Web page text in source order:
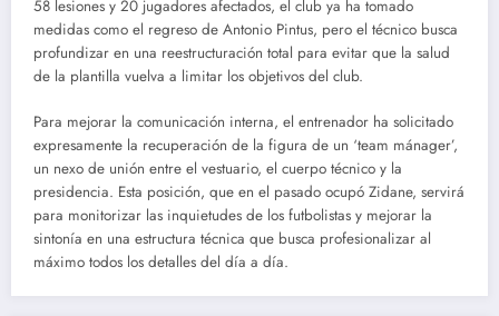
58 lesiones y 20 jugadores afectados, el club ya ha tomado
medidas como el regreso de Antonio Pintus, pero el técnico busca
profundizar en una reestructuración total para evitar que la salud
de la plantilla vuelva a limitar los objetivos del club.
Para mejorar la comunicación interna, el entrenador ha solicitado
expresamente la recuperación de la figura de un ‘team mánager’,
un nexo de unión entre el vestuario, el cuerpo técnico y la
presidencia. Esta posición, que en el pasado ocupó Zidane, servirá
para monitorizar las inquietudes de los futbolistas y mejorar la
sintonía en una estructura técnica que busca profesionalizar al
máximo todos los detalles del día a día.